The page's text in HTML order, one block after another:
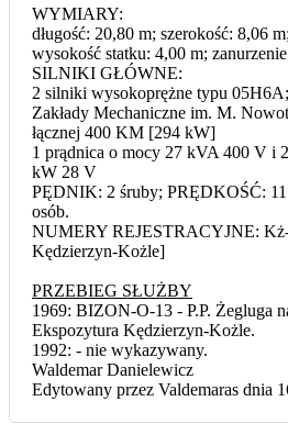
WYMIARY:
długość: 20,80 m; szerokość: 8,06
wysokość statku: 4,00 m;
SILNIKI GŁÓWNE:
2 silniki wysokoprężne typu
Zakłady Mechaniczne im. M.
łącznej 400 KM [294 kW]
1 prądnica o mocy 27 kVA 400 V i
kW 28 V
PĘDNIK: 2 śruby; PRĘDKOŚĆ:
osób.
NUMERY REJESTRACYJNE:
Kędzierzyn-Kożle]
PRZEBIEG SŁUŻBY
1969: BIZON-O-13 - P.P. Żegluga
Ekspozytura Kędzierzyn-Kożle.
1992: - nie wykazywany.
Waldemar Danielewicz
Edytowany przez Valdemaras dnia